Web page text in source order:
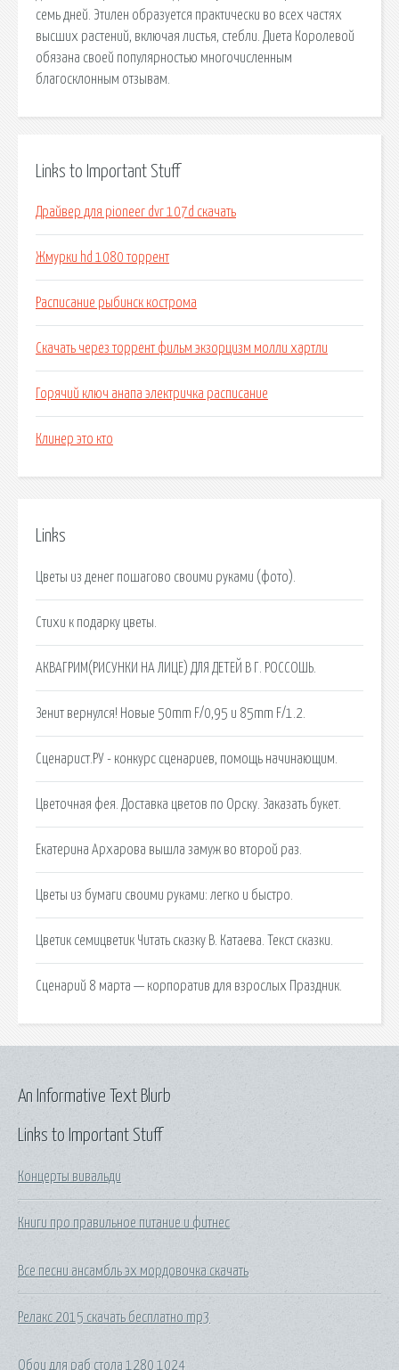
семь дней. Этилен образуется практически во всех частях
высших растений, включая листья, стебли. Диета Королевой
обязана своей популярностью многочисленным
благосклонным отзывам.
Links to Important Stuff
Драйвер для pioneer dvr 107d скачать
Жмурки hd 1080 торрент
Расписание рыбинск кострома
Скачать через торрент фильм экзорцизм молли хартли
Горячий ключ анапа электричка расписание
Клинер это кто
Links
Цветы из денег пошагово своими руками (фото).
Стихи к подарку цветы.
АКВАГРИМ(РИСУНКИ НА ЛИЦЕ) ДЛЯ ДЕТЕЙ В Г. РОССОШЬ.
Зенит вернулся! Новые 50mm F/0,95 и 85mm F/1.2.
Сценарист.РУ - конкурс сценариев, помощь начинающим.
Цветочная фея. Доставка цветов по Орcку. Заказать букет.
Екатерина Архарова вышла замуж во второй раз.
Цветы из бумаги своими руками: легко и быстро.
Цветик семицветик Читать сказку В. Катаева. Текст сказки.
Сценарий 8 марта — корпоратив для взрослых Праздник.
Links to Important Stuff
Концерты вивальди
Книги про правильное питание и фитнес
Все песни ансамбль эх мордовочка скачать
Релакс 2015 скачать бесплатно mp3
Обои для раб стола 1280 1024
An Informative Text Blurb